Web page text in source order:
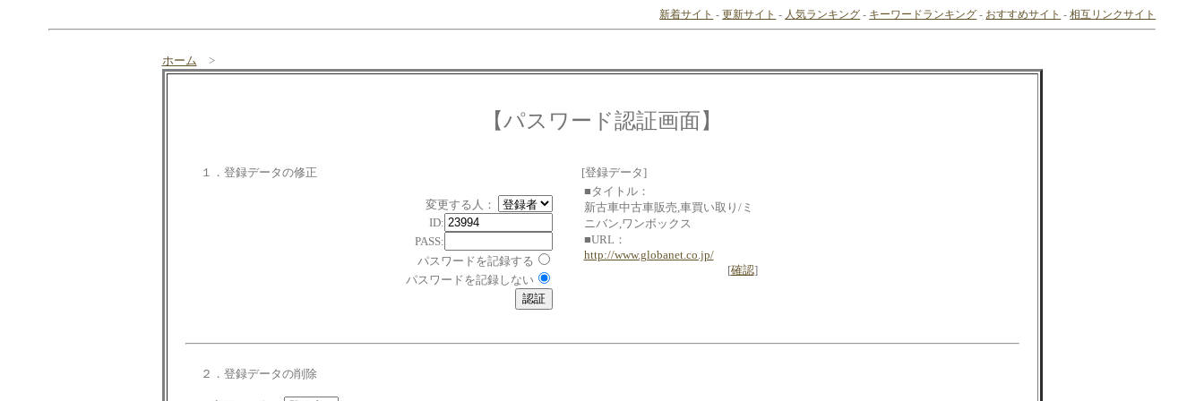
新着サイト -更新サイト - 人気ランキング - キーワードランキング - おすすめサイト -相互リンクサイト
ホーム >
【パスワード認証画面】
１．登録データの修正
変更する人：
ID:
PASS:
パスワードを記録する
パスワードを記録しない
[登録データ]
■タイトル：
新古車中古車販売,車買い取り/ミ
ニバン,ワンボックス
■URL：
http://www.globanet.co.jp/
[確認]
２．登録データの削除